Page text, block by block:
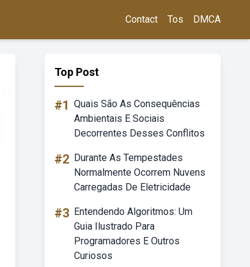
Contact Tos DMCA
Top Post
#1 Quais São As Consequências
Ambientais E Sociais
Decorrentes Desses Conflitos
#2 Durante As Tempestades
Normalmente Ocorrem Nuvens
Carregadas De Eletricidade
#3 Entendendo Algoritmos: Um
Guia Ilustrado Para
Programadores E Outros
Curiosos